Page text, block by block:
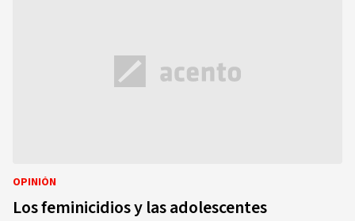
OPINIÓN
Los feminicidios y las adolescentes